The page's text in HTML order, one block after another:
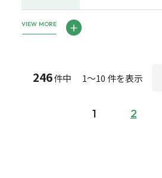
VIEW MORE
246件中 1～10 件を表示
1 2